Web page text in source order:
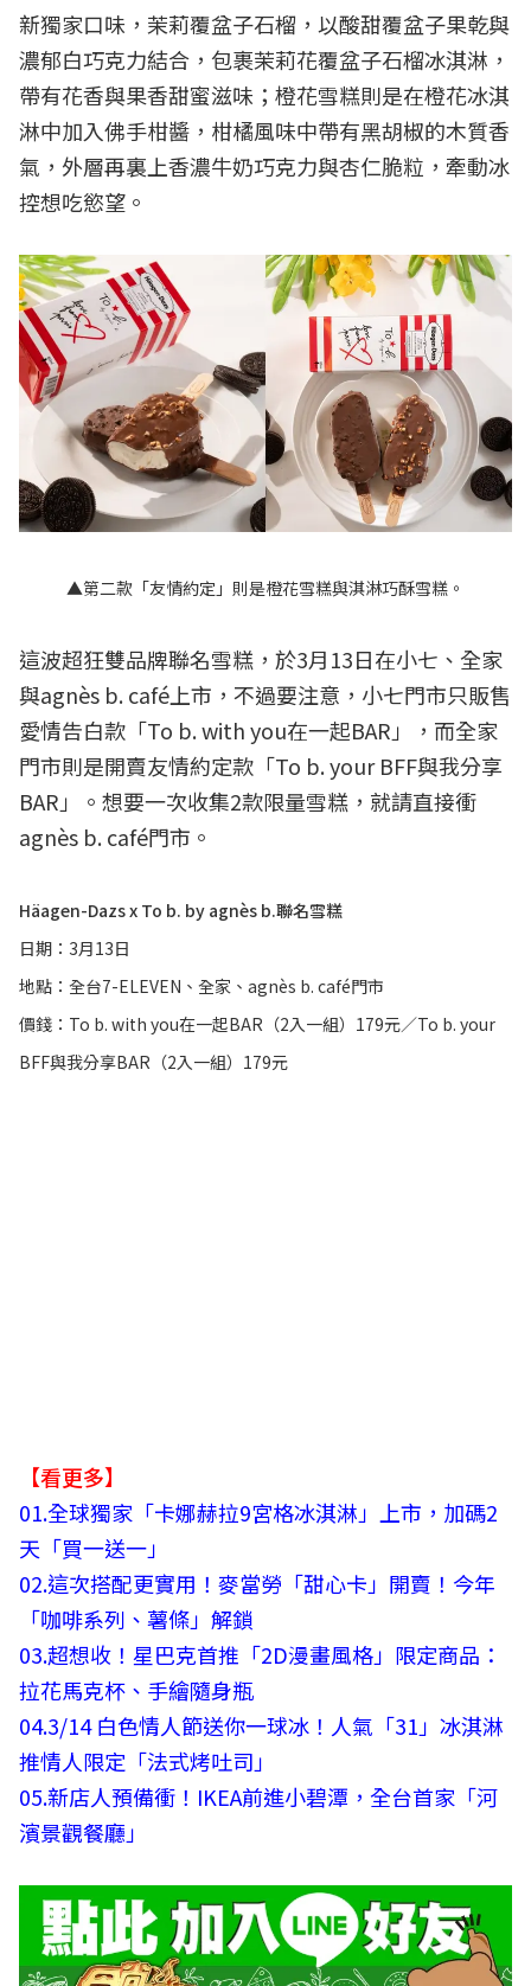
新獨家口味，茉莉覆盆子石榴，以酸甜覆盆子果乾與
濃郁白巧克力結合，包裹茉莉花覆盆子石榴冰淇淋，
帶有花香與果香甜蜜滋味；橙花雪糕則是在橙花冰淇
淋中加入佛手柑醬，柑橘風味中帶有黑胡椒的木質香
氣，外層再裏上香濃牛奶巧克力與杏仁脆粒，牽動冰
控想吃慾望。
▲第二款「友情約定」則是橙花雪糕與淇淋巧酥雪糕。
這波超狂雙品牌聯名雪糕，於3月13日在小七、全家
與agnès b. café上市，不過要注意，小七門市只販售
愛情告白款「To b. with you在一起BAR」，而全家
門市則是開賣友情約定款「To b. your BFF與我分享
BAR」。想要一次收集2款限量雪糕，就請直接衝
agnès b. café門市。
Häagen-Dazs x To b. by agnès b.聯名雪糕
日期：3月13日
地點：全台7-ELEVEN、全家、agnès b. café門市
價錢：To b. with you在一起BAR（2入一組）179元／To b. your
BFF與我分享BAR（2入一組）179元
【看更多】
01.全球獨家「卡娜赫拉9宮格冰淇淋」上市，加碼2
天「買一送一」
02.這次搭配更實用！麥當勞「甜心卡」開賣！今年
「咖啡系列、薯條」解鎖
03.超想收！星巴克首推「2D漫畫風格」限定商品：
拉花馬克杯、手繪隨身瓶
04.3/14 白色情人節送你一球冰！人氣「31」冰淇淋
推情人限定「法式烤吐司」
05.新店人預備衝！IKEA前進小碧潭，全台首家「河
濱景觀餐廳」